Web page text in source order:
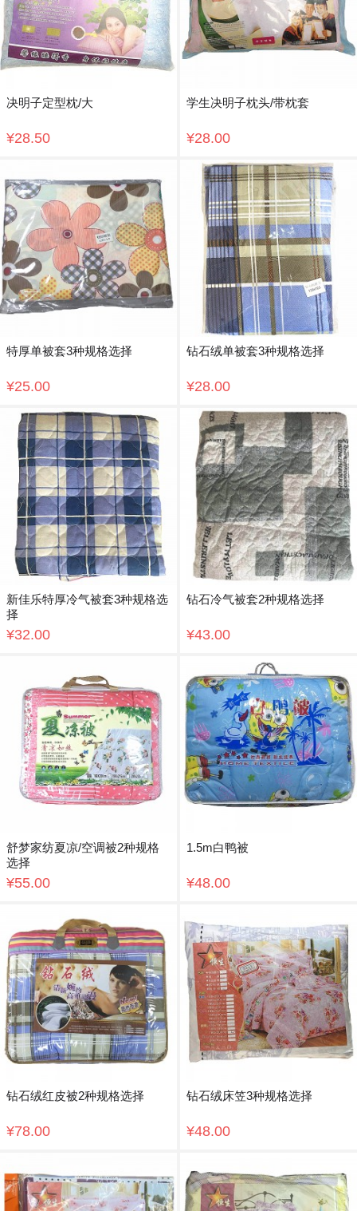
决明子定型枕/大
¥28.50
学生决明子枕头/带枕套
¥28.00
特厚单被套3种规格选择
¥25.00
钻石绒单被套3种规格选择
¥28.00
新佳乐特厚冷气被套3种规格选
择
¥32.00
钻石冷气被套2种规格选择
¥43.00
舒梦家纺夏凉/空调被2种规格
选择
¥55.00
1.5m白鸭被
¥48.00
钻石绒红皮被2种规格选择
¥78.00
钻石绒床笠3种规格选择
¥48.00